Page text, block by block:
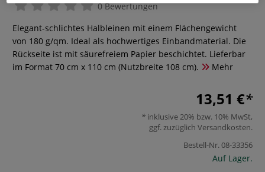
0 Bewertungen
Elegant-schlichtes Halbleinen mit einem Flächengewicht
von 180 g/qm. Ideal als hochwertiges Einbandmaterial. Die
Rückseite ist mit säurefreiem Papier beschichtet. Lieferbar
im Format 70 cm x 110 cm (Nutzbreite 108 cm).
Mehr
13,51 €
inklusive 20% bzw. 10% MwSt,
ggf. zuzüglich Versandkosten.
Bestell-Nr.08-33356
Auf Lager.